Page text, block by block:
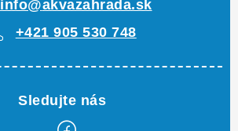
info@akvazahrada.sk
+421 905 530 748